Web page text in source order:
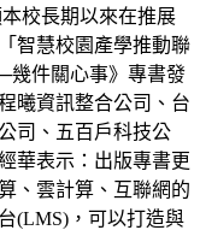
校長期以來在推展
智慧校園產學推動聯
幾件關心事》專書發
曦資訊整合公司、台
司、五百戶科技公
華表示：出版專書更
、雲計算、互聯網的
(LMS)，可以打造與